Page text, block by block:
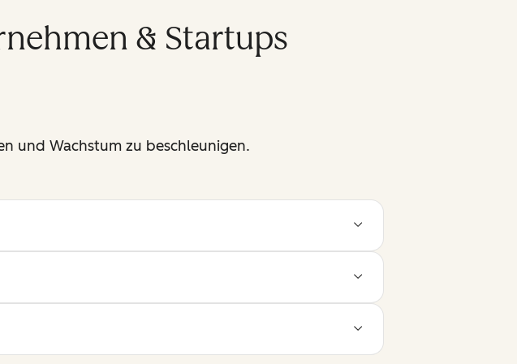
& Startups
und Wachstum zu beschleunigen.